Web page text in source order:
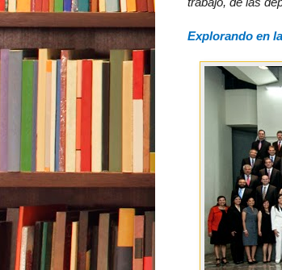
Explorando en